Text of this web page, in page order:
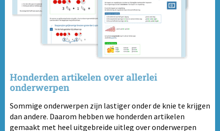
Honderden artikelen over allerlei
onderwerpen
Sommige onderwerpen zijn lastiger onder de knie te krijgen
dan andere. Daarom hebben we honderden artikelen
gemaakt met heel uitgebreide uitleg over onderwerpen